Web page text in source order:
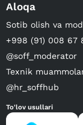
Aloqa
Sotib olish va
+998 (91) 008 67
@soff_moderator
Texnik
@hr_soffhub
To'lov usullari